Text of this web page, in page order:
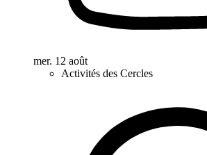
mer. 12 août
Activités des Cercles